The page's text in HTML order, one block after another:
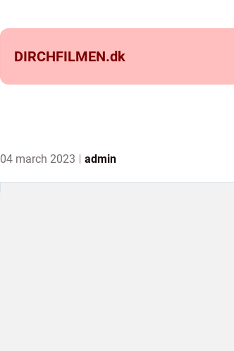
DIRCHFILMEN.dk
04 march 2023 admin